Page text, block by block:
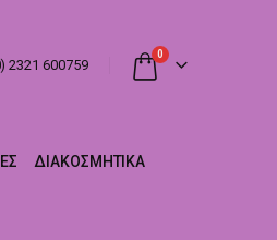
2321 600759
0
ΔΙΑΚΟΣΜΗΤΙΚΆ